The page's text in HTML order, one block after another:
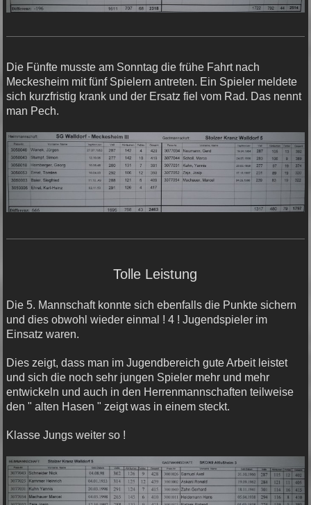
Die Fünfte musste am Sonntag die frühe Fahrt nach
Meckesheim mit fünf Spielern antreten. Ein Spieler meldete
sich kurzfristig krank und der Ersatz fiel vom Rad. Das nennt
man Pech.
Tolle Leistung
Die 5. Mannschaft konnte sich ebenfalls die Punkte sichern
und dies obwohl wieder einmal ! 4 ! Jugendspieler im
Einsatz waren.
Dies zeigt, dass man im Jugendbereich gute Arbeit leistet
und sich die noch sehr jungen Spieler mehr und mehr
entwickeln und auch in den Herrenmannschaften teilweise
den " alten Hasen " zeigt was in einem steckt.
Klasse Jungs weiter so !